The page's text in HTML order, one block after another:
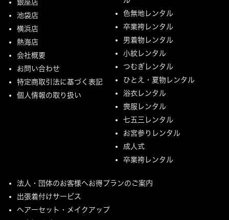
銀座店
池袋店
横浜店
熱海店
会社概要
お問い合わせ
特定商取引法に基づく表記
個人情報の取り扱い
色無地レンタル
卒業袴レンタル
男着物レンタル
小紋レンタル
つむぎレンタル
ひとえ・夏物レンタル
浴衣レンタル
喪服レンタル
七五三レンタル
お宮参りレンタル
成人式
卒業袴レンタル
法人・団体のお客様へお得プランのご案内
出張着付けサービス
ヘアーセット・メイクアップ